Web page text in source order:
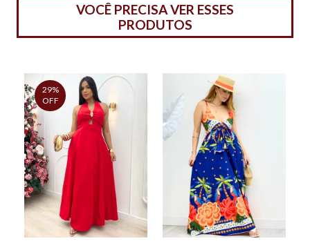
VOCÊ PRECISA VER ESSES
PRODUTOS
29%
OFF